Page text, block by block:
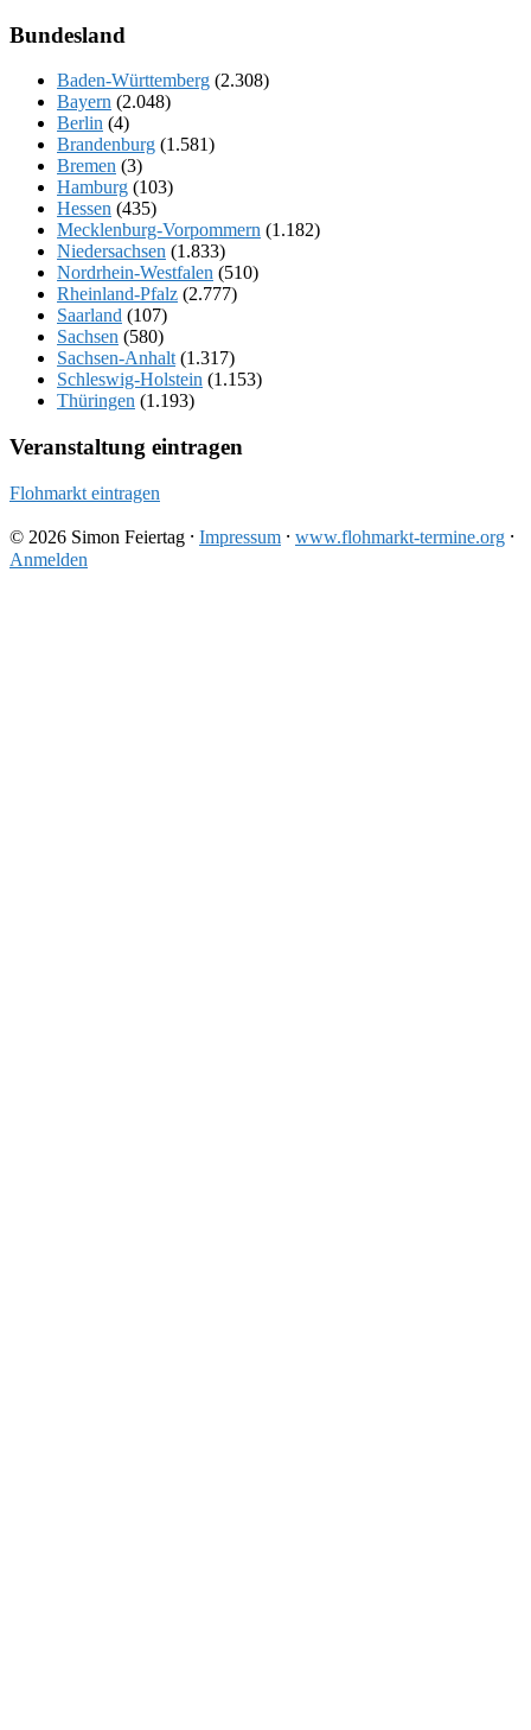
Bundesland
Baden-Württemberg (2.308)
Bayern (2.048)
Berlin (4)
Brandenburg (1.581)
Bremen (3)
Hamburg (103)
Hessen (435)
Mecklenburg-Vorpommern (1.182)
Niedersachsen (1.833)
Nordrhein-Westfalen (510)
Rheinland-Pfalz (2.777)
Saarland (107)
Sachsen (580)
Sachsen-Anhalt (1.317)
Schleswig-Holstein (1.153)
Thüringen (1.193)
Veranstaltung eintragen
Flohmarkt eintragen
© 2026 Simon Feiertag ⸱ Impressum ⸱ www.flohmarkt-termine.org ⸱
Anmelden